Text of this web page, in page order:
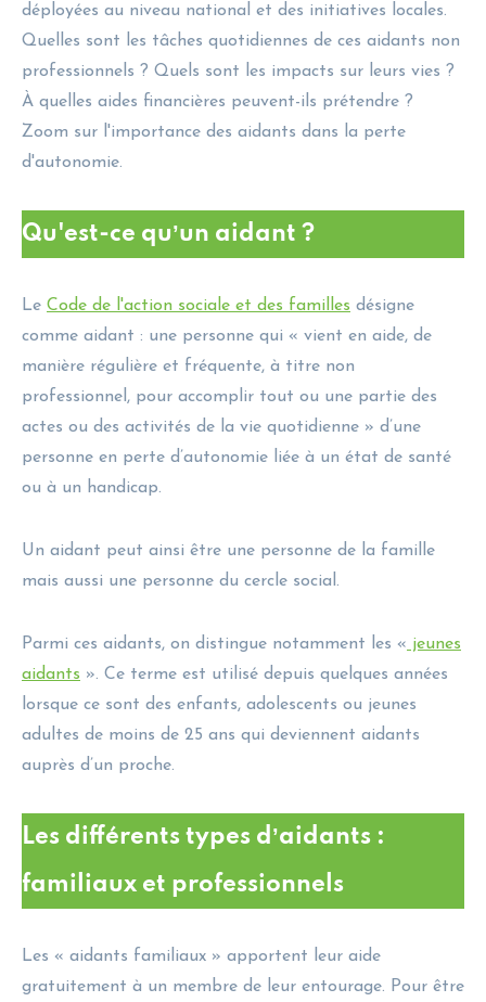
déployées au niveau national et des initiatives locales.
Quelles sont les tâches quotidiennes de ces aidants non
professionnels ? Quels sont les impacts sur leurs vies ?
À quelles aides financières peuvent-ils prétendre ?
Zoom sur l'importance des aidants dans la perte
d'autonomie.
Qu'est-ce quʼun aidant ?
Le Code de l'action sociale et des familles désigne
comme aidant : une personne qui « vient en aide, de
manière régulière et fréquente, à titre non
professionnel, pour accomplir tout ou une partie des
actes ou des activités de la vie quotidienne » d’une
personne en perte d’autonomie liée à un état de santé
ou à un handicap.
Un aidant peut ainsi être une personne de la famille
mais aussi une personne du cercle social.
Parmi ces aidants, on distingue notamment les « jeunes
aidants ». Ce terme est utilisé depuis quelques années
lorsque ce sont des enfants, adolescents ou jeunes
adultes de moins de 25 ans qui deviennent aidants
auprès d’un proche.
Les différents types dʼaidants :
familiaux et professionnels
Les « aidants familiaux » apportent leur aide
gratuitement à un membre de leur entourage. Pour être